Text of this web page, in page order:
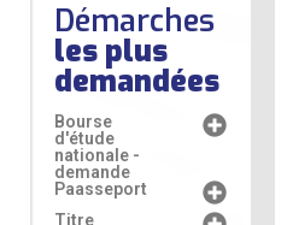
Démarches
les plus
demandées
Bourse
d'étude
nationale -
demande
Paasseport
Titre